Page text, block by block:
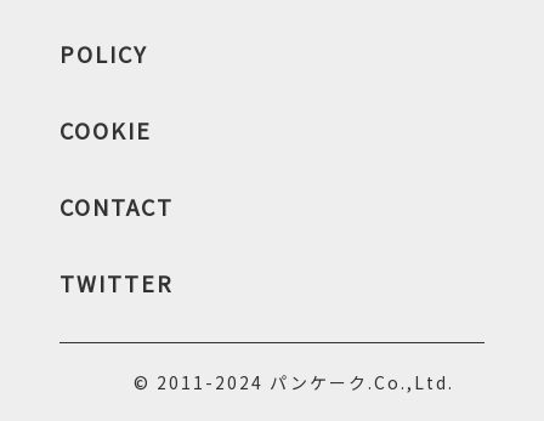
POLICY
COOKIE
CONTACT
TWITTER
© 2011-2024 パンケーク.Co.,Ltd.